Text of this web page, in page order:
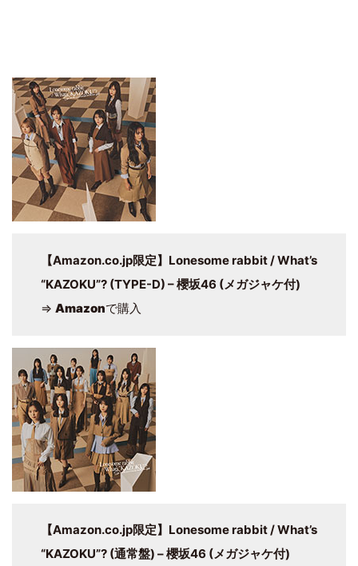
【Amazon.co.jp限定】Lonesome rabbit / What’s
“KAZOKU”? (TYPE-D) – 櫻坂46 (メガジャケ付)
⇒ Amazonで購入
【Amazon.co.jp限定】Lonesome rabbit / What’s
“KAZOKU”? (通常盤) – 櫻坂46 (メガジャケ付)